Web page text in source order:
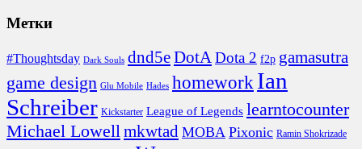
Метки
#Thoughtsday Dark Souls dnd5eDotA Dota 2 f2p gamasutra
game design Glu Mobile Hades homework Ian
Schreiber Kickstarter League of Legends learntocounter
Michael Lowell mkwtad MOBA Pixonic Ramin Shokrizade